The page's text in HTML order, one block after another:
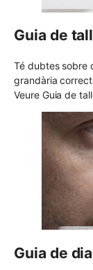
Guia de
Té dubtes sobre
grandària
Veure Guia de
Guia de